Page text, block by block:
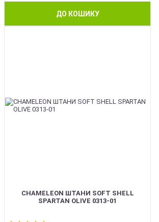
ДО КОШИКУ
CHAMELEON ШТАНИ SOFT SHELL
SPARTAN OLIVE 0313-01